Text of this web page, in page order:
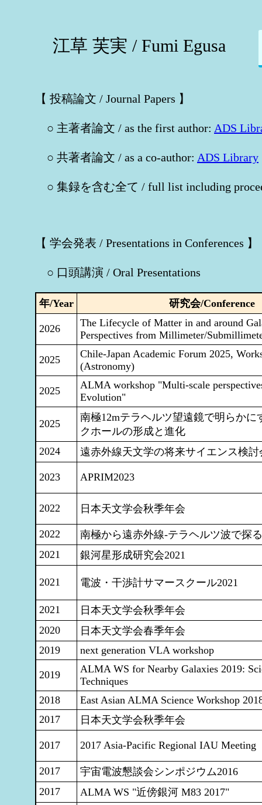
江草 芙実 / Fumi Egusa
【 投稿論文 / Journal Papers 】
○ 主著者論文 / as the first author: ADS
○ 共著者論文 / as a co-author: ADS Library
○ 集録を含む全て / full list including
【 学会発表 / Presentations in Conferences
○ 口頭講演 / Oral Presentations
年/Year 研究会/Conference
2026
The Lifecycle of Matter in and around
Perspectives from Millimeter/
2025
Chile-Japan Academic Forum 2025,
(Astronomy)
2025
ALMA workshop "Multi-scale
Evolution"
2025
南極12mテラヘルツ望遠鏡で明らかに
クホールの形成と進化
2024
遠赤外線天文学の将来サイエンス検討
2023 APRIM2023
2022 日本天文学会秋季年会
2022
南極から遠赤外線-テラヘルツ波で探
2021
銀河星形成研究会2021
2021 電波・干渉計サマースクール2021
2021
日本天文学会秋季年会
2020
日本天文学会春季年会
2019
next generation VLA workshop
2019
ALMA WS for Nearby Galaxies 2019:
Techniques
2018
East Asian ALMA Science Workshop
2017
日本天文学会秋季年会
2017 2017 Asia-Pacific Regional IAU Meeting
2017
宇宙電波懇談会シンポジウム2016
2017
ALMA WS "近傍銀河 M83 2017"